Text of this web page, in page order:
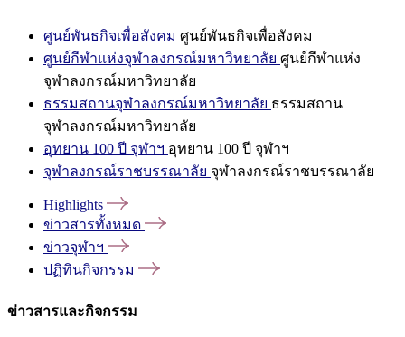
ศูนย์พันธกิจเพื่อสังคม ศูนย์พันธกิจเพื่อสังคม
ศูนย์กีฬาแห่งจุฬาลงกรณ์มหาวิทยาลัย ศูนย์กีฬาแห่ง
จุฬาลงกรณ์มหาวิทยาลัย
ธรรมสถานจุฬาลงกรณ์มหาวิทยาลัย ธรรมสถาน
จุฬาลงกรณ์มหาวิทยาลัย
อุทยาน 100 ปี จุฬาฯ อุทยาน 100 ปี จุฬาฯ
จุฬาลงกรณ์ราชบรรณาลัย จุฬาลงกรณ์ราชบรรณาลัย
Highlights
ข่าวสารทั้งหมด
ข่าวจุฬาฯ
ปฏิทินกิจกรรม
ข่าวสารและกิจกรรม